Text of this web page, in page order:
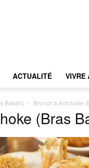
ACTUALITÉ VIVRE
Basah) Brunch à Artichoke
(Bras